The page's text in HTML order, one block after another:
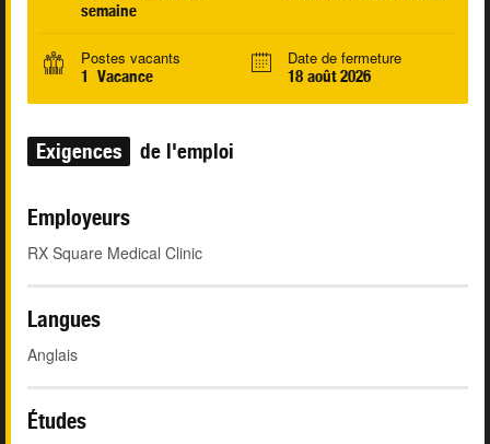
semaine
Postes vacants
1 Vacance
Date de fermeture
18 août 2026
Exigences de l'emploi
Employeurs
RX Square Medical Clinic
Langues
Anglais
Études